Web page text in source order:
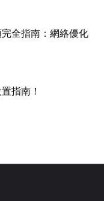
全指南：網絡優化
指南！